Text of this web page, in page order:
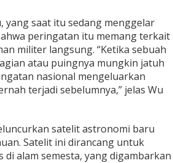
yang saat itu sedang menggelar
peringatan itu memang terkait
militer langsung. “Ketika sebuah
atau puingnya mungkin jatuh
nasional mengeluarkan
terjadi sebelumnya,” jelas Wu
satelit astronomi baru
Satelit ini dirancang untuk
alam semesta, yang digambarkan